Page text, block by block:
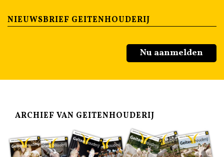
NIEUWSBRIEF GEITENHOUDERIJ
Nu aanmelden
ARCHIEF VAN GEITENHOUDERIJ